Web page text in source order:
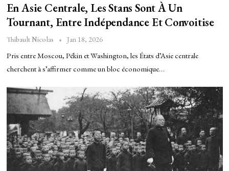
En Asie Centrale, Les Stans Sont À Un
Tournant, Entre Indépendance Et Convoitise
Thibault Nicolas Jan 18, 2026
Pris entre Moscou, Pékin et Washington, les États d’Asie centrale
cherchent à s’affirmer comme un bloc économique…